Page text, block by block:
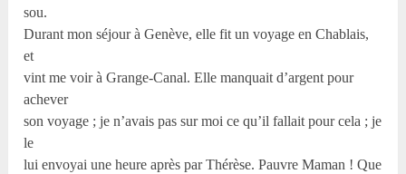
sou.
Durant mon séjour à Genève, elle fit un voyage en Chablais,
et
vint me voir à Grange-Canal. Elle manquait d’argent pour
achever
son voyage ; je n’avais pas sur moi ce qu’il fallait pour cela ; je
le
lui envoyai une heure après par Thérèse. Pauvre Maman ! Que